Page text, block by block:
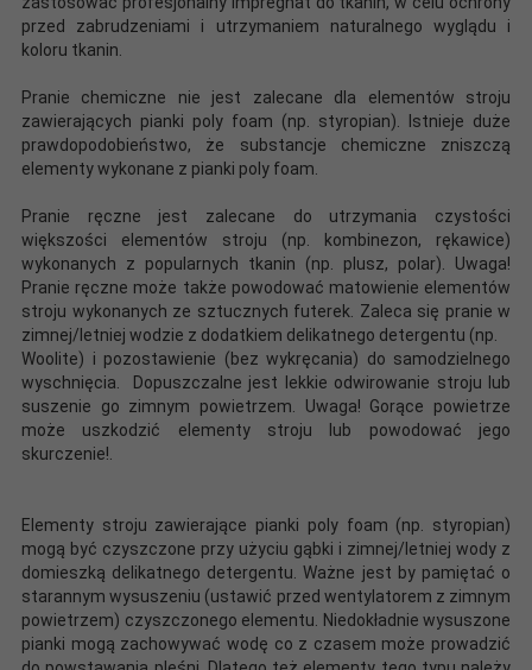
przed zabrudzeniami i utrzymaniem naturalnego wyglądu i
koloru tkanin.
Pranie chemiczne nie jest zalecane dla elementów stroju
zawierających pianki poly foam (np. styropian). Istnieje duże
prawdopodobieństwo, że substancje chemiczne zniszczą
elementy wykonane z pianki poly foam.
Pranie ręczne jest zalecane do utrzymania czystości
większości elementów stroju (np. kombinezon, rękawice)
wykonanych z popularnych tkanin (np. plusz, polar). Uwaga!
Pranie ręczne może także powodować matowienie elementów
stroju wykonanych ze sztucznych futerek. Zaleca się pranie w
zimnej/letniej wodzie z dodatkiem delikatnego detergentu (np.
Woolite) i pozostawienie (bez wykręcania) do samodzielnego
wyschnięcia. Dopuszczalne jest lekkie odwirowanie stroju lub
suszenie go zimnym powietrzem. Uwaga! Gorące powietrze
może uszkodzić elementy stroju lub powodować jego
skurczenie!.
Elementy stroju zawierające pianki poly foam (np. styropian)
mogą być czyszczone przy użyciu gąbki i zimnej/letniej wody z
domieszką delikatnego detergentu. Ważne jest by pamiętać o
starannym wysuszeniu (ustawić przed wentylatorem z zimnym
powietrzem) czyszczonego elementu. Niedokładnie wysuszone
pianki mogą zachowywać wodę co z czasem może prowadzić